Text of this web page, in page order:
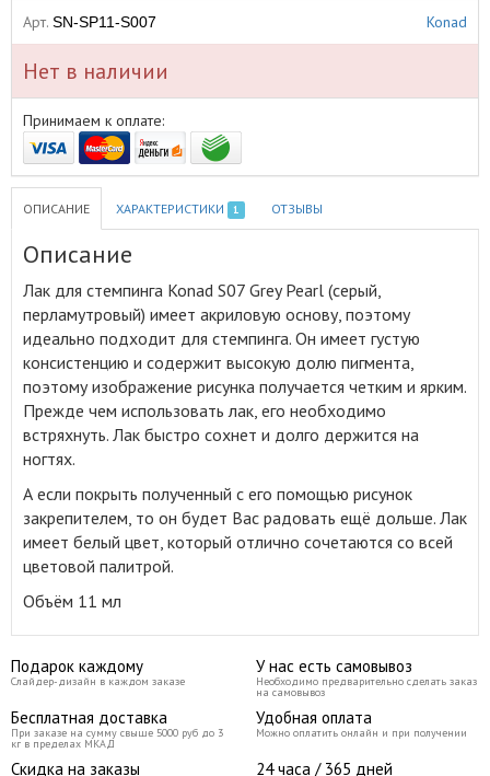
Арт. SN-SP11-S007 Konad
Нет в наличии
Принимаем к оплате:
ОПИСАНИЕ ХАРАКТЕРИСТИКИ 1 ОТЗЫВЫ
Описание
Лак для стемпинга Konad S07 Grey Pearl (серый,
перламутровый) имеет акриловую основу, поэтому
идеально подходит для стемпинга. Он имеет густую
консистенцию и содержит высокую долю пигмента,
поэтому изображение рисунка получается четким и ярким.
Прежде чем использовать лак, его необходимо
встряхнуть. Лак быстро сохнет и долго держится на
ногтях.
А если покрыть полученный с его помощью рисунок
закрепителем, то он будет Вас радовать ещё дольше. Лак
имеет белый цвет, который отлично сочетаются со всей
цветовой палитрой.
Объём 11 мл
Подарок каждому
Слайдер-дизайн в каждом заказе
У нас есть самовывоз
Необходимо предварительно сделать заказ
на самовывоз
Бесплатная доставка
При заказе на сумму свыше 5000 руб до 3
кг в пределах МКАД
Удобная оплата
Можно оплатить онлайн и при получении
Скидка на заказы 24 часа / 365 дней